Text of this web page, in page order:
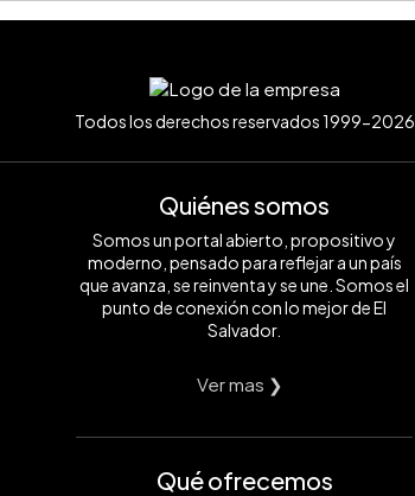
Todos los derechos reservados 1999-2026
Quiénes somos
Somos un portal abierto, propositivo y
moderno, pensado para reflejar a un país
que avanza, se reinventa y se une. Somos el
punto de conexión con lo mejor de El
Salvador.
Ver mas ❯
Qué ofrecemos